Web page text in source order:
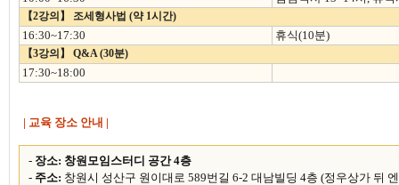
【2강의】 조세형사법 (약 1시간)
16:30~17:30 휴식(10분)
【3강의】 Q&A (30분)
17:30~18:00
| 교육 장소 안내 |
- 장소: 창원모임스터디 공간 4층
- 주소: 창원시 성산구 원이대로 589번길 6-2 대남빌딩 4층 (정우상가 뒤